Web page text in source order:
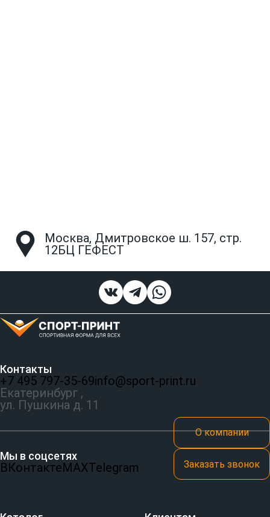
Москва, Дмитровское ш. 157, стр.
12БЦ ГЕФЕСТ
Контакты
+7 495 797‑35-69info@sport-print.ru
Екатеринбург ,
ул. Пушкина д. 11
Мы в соцсетях
ВКонтактеMAXTelegram
О компании
Заказать звонок